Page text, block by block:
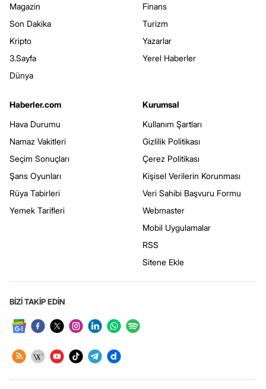
Magazin
Son Dakika
Kripto
3.Sayfa
Dünya
Finans
Turizm
Yazarlar
Yerel Haberler
Haberler.com
Hava Durumu
Namaz Vakitleri
Seçim Sonuçları
Şans Oyunları
Rüya Tabirleri
Yemek Tarifleri
Kurumsal
Kullanım Şartları
Gizlilik Politikası
Çerez Politikası
Kişisel Verilerin Korunması
Veri Sahibi Başvuru Formu
Webmaster
Mobil Uygulamalar
RSS
Sitene Ekle
BİZİ TAKİP EDİN